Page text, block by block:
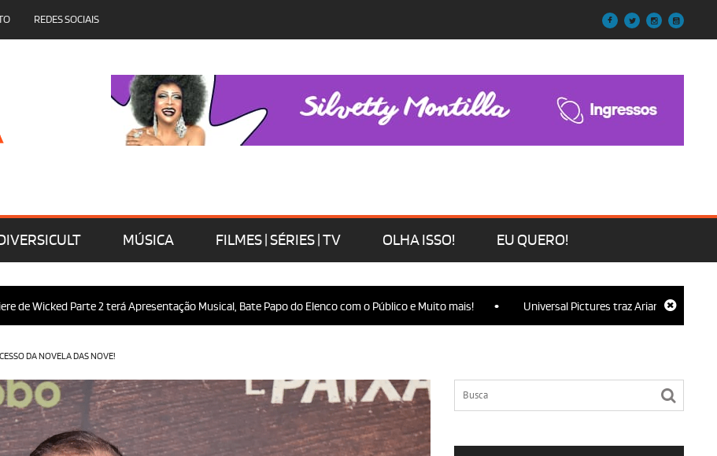
REDES SOCIAIS
MÚSICA FILMES | SÉRIES | TV OLHA ISSO! EU QUERO!
Parte 2 terá Apresentação Musical, Bate Papo do Elenco com o Público e Muito mais! • Universal Pictures traz Ariana Grande, Cynthia
DA NOVELA DAS NOVE!